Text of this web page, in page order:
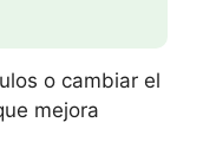
o cambiar el
mejora